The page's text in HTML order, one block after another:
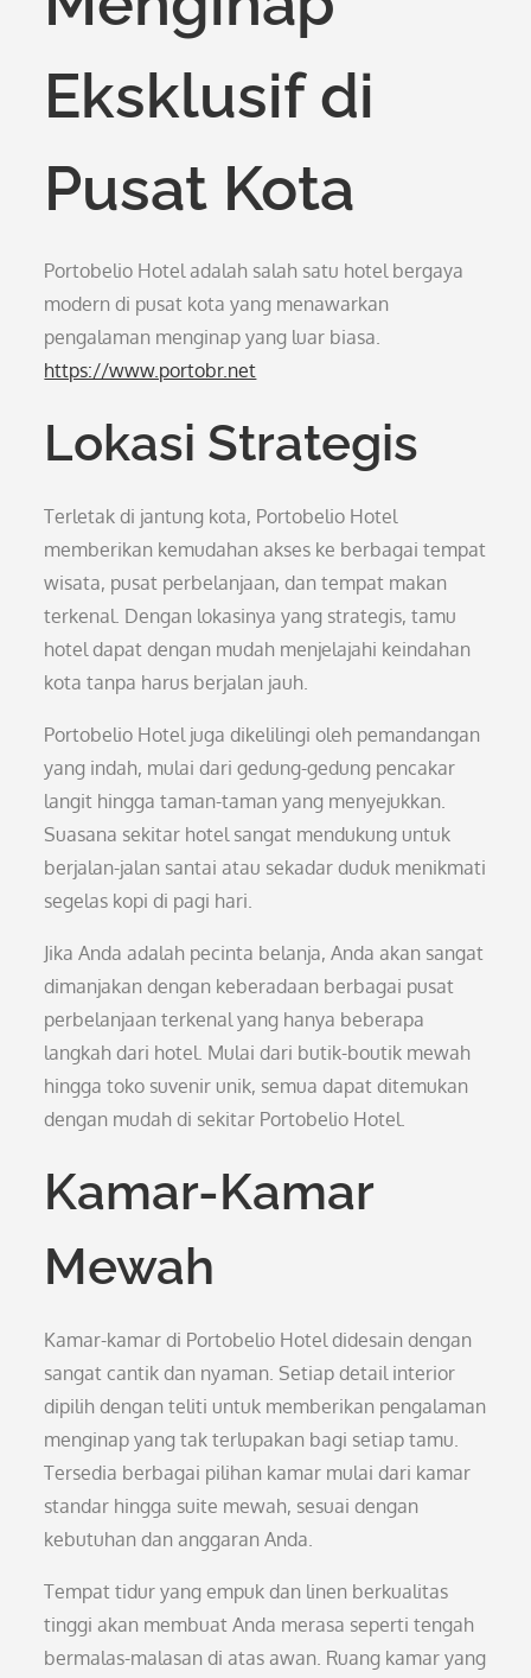
Eksklusif di
Pusat Kota
Portobelio Hotel adalah salah satu hotel bergaya
modern di pusat kota yang menawarkan
pengalaman menginap yang luar biasa.
https://www.portobr.net
Lokasi Strategis
Terletak di jantung kota, Portobelio Hotel
memberikan kemudahan akses ke berbagai tempat
wisata, pusat perbelanjaan, dan tempat makan
terkenal. Dengan lokasinya yang strategis, tamu
hotel dapat dengan mudah menjelajahi keindahan
kota tanpa harus berjalan jauh.
Portobelio Hotel juga dikelilingi oleh pemandangan
yang indah, mulai dari gedung-gedung pencakar
langit hingga taman-taman yang menyejukkan.
Suasana sekitar hotel sangat mendukung untuk
berjalan-jalan santai atau sekadar duduk menikmati
segelas kopi di pagi hari.
Jika Anda adalah pecinta belanja, Anda akan sangat
dimanjakan dengan keberadaan berbagai pusat
perbelanjaan terkenal yang hanya beberapa
langkah dari hotel. Mulai dari butik-boutik mewah
hingga toko suvenir unik, semua dapat ditemukan
dengan mudah di sekitar Portobelio Hotel.
Kamar-Kamar
Mewah
Kamar-kamar di Portobelio Hotel didesain dengan
sangat cantik dan nyaman. Setiap detail interior
dipilih dengan teliti untuk memberikan pengalaman
menginap yang tak terlupakan bagi setiap tamu.
Tersedia berbagai pilihan kamar mulai dari kamar
standar hingga suite mewah, sesuai dengan
kebutuhan dan anggaran Anda.
Tempat tidur yang empuk dan linen berkualitas
tinggi akan membuat Anda merasa seperti tengah
bermalas-malasan di atas awan. Ruang kamar yang